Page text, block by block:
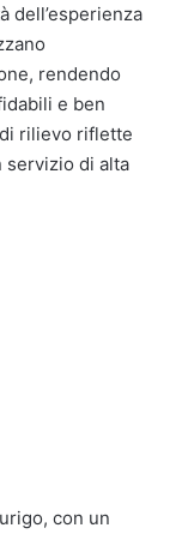
dell’esperienza
rendendo
e ben
rilievo riflette
servizio di alta
con un